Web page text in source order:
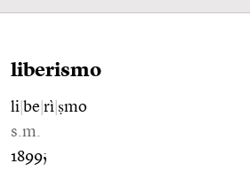
liberismo
li be rì ṣmo
s.m.
1899;